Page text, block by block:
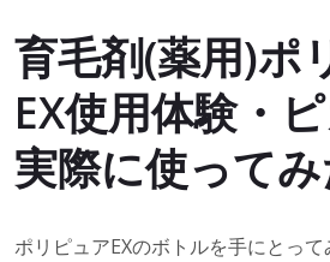
育毛剤(薬用)ポ
EX使用体験・
実際に使って
ポリピュアEXのボトルを手にとっ